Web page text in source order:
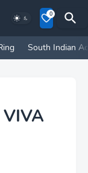
0
South Indian